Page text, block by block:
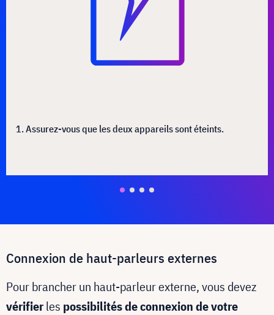
1. Assurez-vous que les deux appareils sont éteints.
Connexion de haut-parleurs externes
Pour brancher un haut-parleur externe, vous devez
vérifierles possibilités de connexion de votre